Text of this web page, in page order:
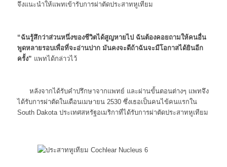
จึงแนะนำให้แพทเข้ารับการผ่าตัดประสาทหูเทียม
“ฉันรู้สึกว่าส่วนหนึ่งของชีวิตได้สูญหายไป ฉันต้องคอยถามให้คนอื่น
พูดหลายรอบเพื่อที่จะอ่านปาก มันคงจะดีถ้าฉันจะมีโอกาสได้ยินอีก
ครั้ง” แพทได้กล่าวไว้
หลังจากได้รับคำปรึกษาจากแพทย์ และผ่านขั้นตอนต่างๆ แพทจึง
ได้รับการผ่าตัดในเดือนเมษายน 2530 ซึ่งเธอเป็นคนไข้คนแรกใน
South Dakota ประเทศสหรัฐอเมริกาที่ได้รับการผ่าตัดประสาทหูเทียม